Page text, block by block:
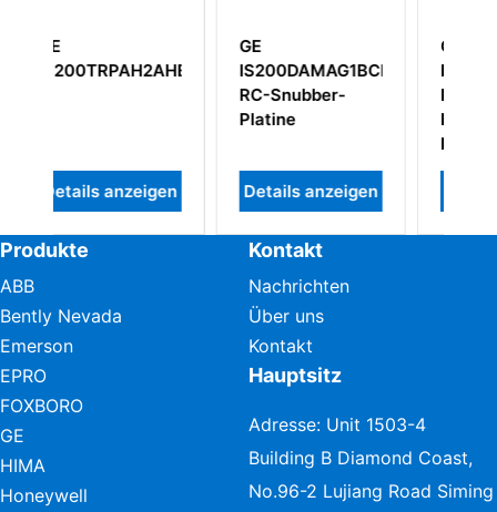
anzeigen
IS200BPIBG1A
IS200BPIBG1AEB
Details anzeigen
GE IC697CPU731
12 MHz, 32 Kbyte
Zentraleinheit
Details anzeigen
Produkte
ABB
Bently Nevada
Emerson
EPRO
FOXBORO
GE
HIMA
Honeywell
Kontakt
Nachrichten
Über uns
Kontakt
Hauptsitz
Adresse: Unit 1503-4
Building B Diamond Coast,
No.96-2 Lujiang Road Siming